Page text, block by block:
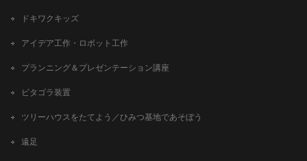
ドキワクキッズ
アイデア工作・ロボット工作
プランニング＆プレゼンテーション講座
ビタゴラ装置
ツリーハウスをたてよう／ひみつ基地であそぼう
遠足